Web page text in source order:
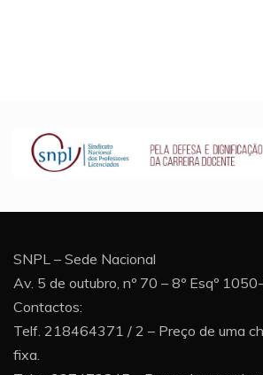
SNPL – Sede Nacional
Av. 5 de outubro, nº 70 – 8º Esqº
Contactos:
Telf. 218464371 / 2 – Preço de uma
fixa.